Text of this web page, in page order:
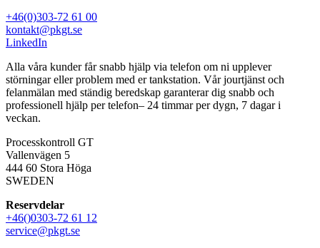
+46(0)303-72 61 00
kontakt@pkgt.se
LinkedIn
Alla våra kunder får snabb hjälp via telefon om ni upplever
störningar eller problem med er tankstation. Vår jourtjänst och
felanmälan med ständig beredskap garanterar dig snabb och
professionell hjälp per telefon– 24 timmar per dygn, 7 dagar i
veckan.
Processkontroll GT
Vallenvägen 5
444 60 Stora Höga
SWEDEN
Reservdelar
+46()0303-72 61 12
service@pkgt.se